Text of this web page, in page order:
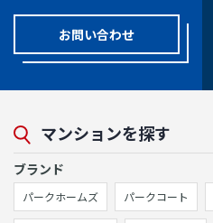
お問い合わせ
マンションを探す
ブランド
パークホームズ パークコート